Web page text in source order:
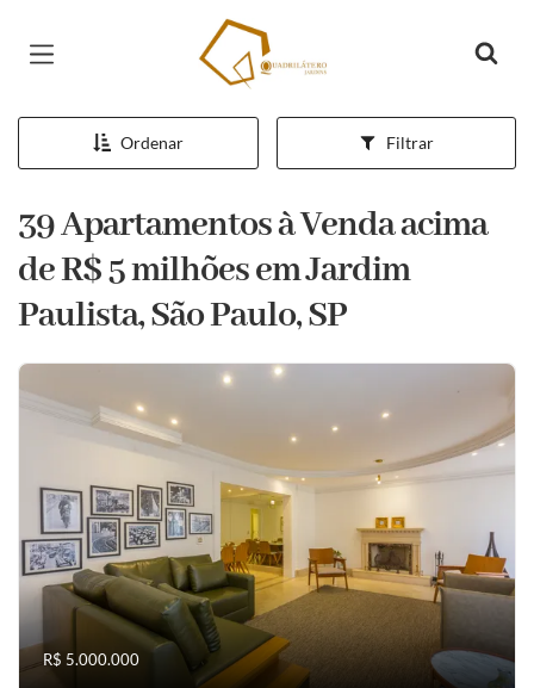
Página inicial
Ordenar Filtrar
39 Apartamentos à Venda acima
de R$ 5 milhões em Jardim
Paulista, São Paulo, SP
R$ 5.000.000